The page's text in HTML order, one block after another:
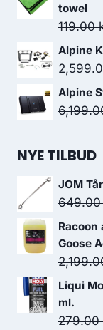
towel
119.00
Alpine
Alpine
NYE TILBUD
JOM
Goose
Liqui
ml.
279.00